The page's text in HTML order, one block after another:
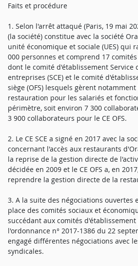
Faits et procédure
1. Selon l'arrêt attaqué (Paris, 19 mai
(la société) constitue avec la société
unité économique et sociale (UES) qui
000 personnes et comprend 17
dont le comité d'établissement Service
entreprises (SCE) et le comité
siège (OFS) lesquels gèrent
restauration pour les salariés et
périmètre, soit environ 7 300
3 900 collaborateurs pour le CE OFS.
2. Le CE SCE a signé en 2017 avec la
concernant l'accès aux restaurants
la reprise de la gestion directe de
décidée en 2009 et le CE OFS a, en
reprendre la gestion directe de la
3. A la suite des négociations ouvertes
place des comités sociaux et
succédant aux comités
l'ordonnance n° 2017-1386 du 22
engagé différentes négociations avec
syndicales.